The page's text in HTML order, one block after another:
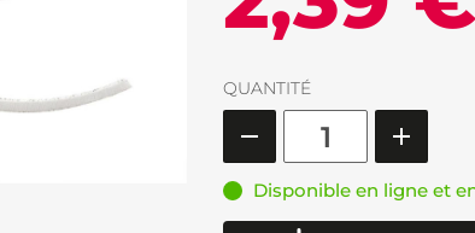
QUANTITÉ
Disponible en ligne et